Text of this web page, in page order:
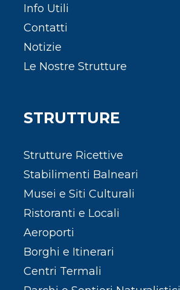
Info Utili
Contatti
Notizie
Le Nostre Strutture
STRUTTURE
Strutture Ricettive
Stabilimenti Balneari
Musei e Siti Culturali
Ristoranti e Locali
Aeroporti
Borghi e Itinerari
Centri Termali